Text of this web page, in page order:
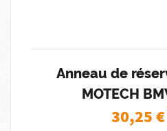
Anneau de
MOTECH
30,25